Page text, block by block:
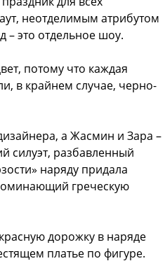
неотделимым атрибутом
– это отдельное шоу.
потому что каждая
в крайнем случае, черно-
а Жасмин и Зара –
силуэт, разбавленный
наряду придала
греческую
дорожку в наряде
платье по фигуре.